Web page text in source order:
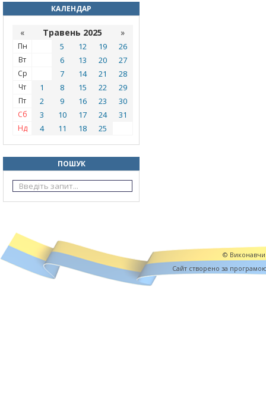
КАЛЕНДАР
« Травень 2025 »
Пн 5 12 19 26
Вт 6 13 20 27
Ср 7 14 21 28
Чт 1 8 15 22 29
Пт 2 9 16 23 30
Сб 3 10 17 24 31
Нд 4 11 18 25
ПОШУК
©
Cайт створено за